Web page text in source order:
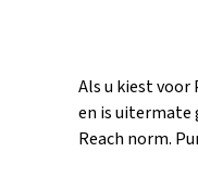
Als u kiest
en is uitermate
Reach norm.